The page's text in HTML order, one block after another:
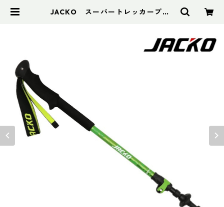
JACKO スーパートレッカープロ1